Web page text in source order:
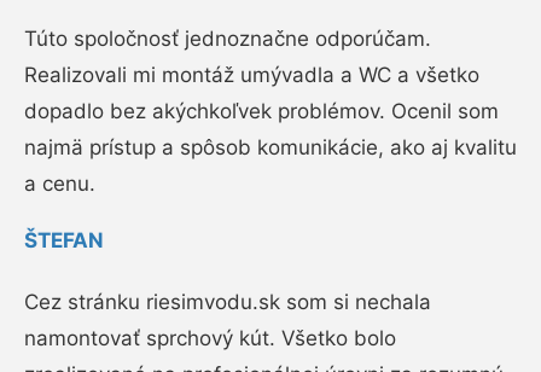
Túto spoločnosť jednoznačne odporúčam.
Realizovali mi montáž umývadla a WC a všetko
dopadlo bez akýchkoľvek problémov. Ocenil som
najmä prístup a spôsob komunikácie, ako aj kvalitu
a cenu.
ŠTEFAN
Cez stránku riesimvodu.sk som si nechala
namontovať sprchový kút. Všetko bolo